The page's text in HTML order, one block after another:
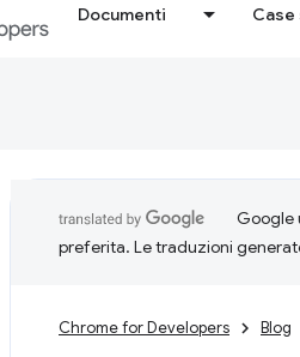
Documenti
Google
preferita. Le traduzioni
Chrome for Developers Blog